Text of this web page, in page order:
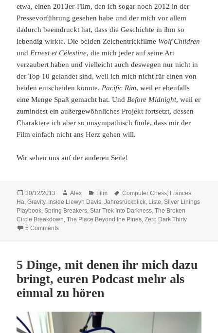
etwa, einen 2013er-Film, den ich sogar noch 2012 in der
Pressevorführung gesehen habe und der mich vor allem
dadurch beeindruckt hat, dass die Geschichte in ihm so
lebendig wirkte. Die beiden Zeichentrickfilme Wolf Children
und Ernest et Célestine, die mich jeder auf seine Art
verzaubert haben und vielleicht auch deswegen nur nicht in
der Top 10 gelandet sind, weil ich mich nicht für einen von
beiden entscheiden konnte. Pacific Rim, weil er ebenfalls
eine Menge Spaß gemacht hat. Und Before Midnight, weil er
zumindest ein außergewöhnliches Projekt fortsetzt, dessen
Charaktere ich aber so unsympathisch finde, dass mir der
Film einfach nicht ans Herz gehen will.
Wir sehen uns auf der anderen Seite!
Posted
on
30/12/2013 Author
Alex Categories
Film Tags
Computer Chess Frances
Ha ,Gravity, Inside Llewyn Davis ,Jahresrückblick Liste ,Silver Linings
Playbook ,Spring Breakers ,Star Trek Into Darkness ,The Broken
Circle Breakdown ,The Place Beyond the Pines ,Zero Dark Thirty
5 Commentson Real Virtualitys Lieblingsfilme des Jahres 2013
5 Dinge, mit denen ihr mich dazu
bringt, euren Podcast mehr als
einmal zu hören